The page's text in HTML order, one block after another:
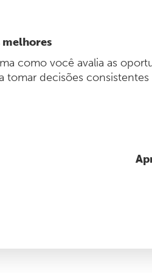
melhores
como você avalia as
tomar decisões